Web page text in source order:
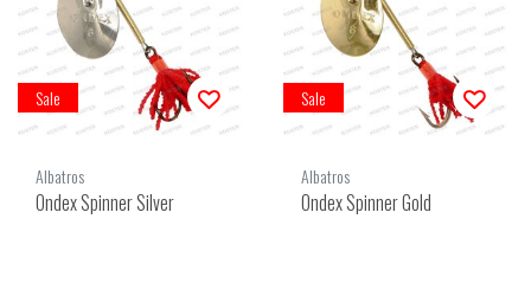
Sale
Albatros
Ondex Spinner Silver
Sale
Albatros
Ondex Spinner Gold